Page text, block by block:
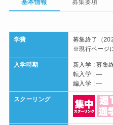
基本情報 募集要項
学費
募集終了（
※現行ページ
入学時期
新入学 : 募集
転入学 : —
編入学 : —
スクーリング